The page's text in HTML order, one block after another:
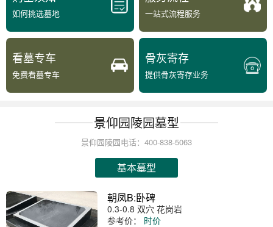
如何挑选墓地 一站式流程服务
看墓专车
免费看墓专车
骨灰寄存
提供骨灰寄存业务
景仰园陵园墓型
景仰园陵园电话：400-838-5063
基本墓型
朝凤B:卧碑
0.3-0.8 双穴 花岗岩
参考价：
时价